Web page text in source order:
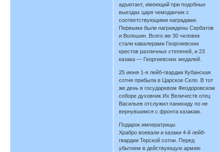
адъютант, имеющий при подобных
выездах царя чемоданчик с
соответствующими наградами.
Первыми были награждены Сербатов
и Волошин. Всего же 30 человек
стали кавалерами Георгиевских
крестов различных степеней, и 23
казака — Георгиевских медалей.
25 июня 1-я лейб-гвардии Кубанская
сотня прибыла в Царское Село. В тот
же день в государевом Феодоровском
соборе духовник Их Величеств отец
Васильев отслужил панихиду по не
вернувшимся с фронта казакам.
Подарок императрицы
Храбро воевали и казаки 4-й лейб-
гвардии Терской сотни. Перед
убытием в действующую армию